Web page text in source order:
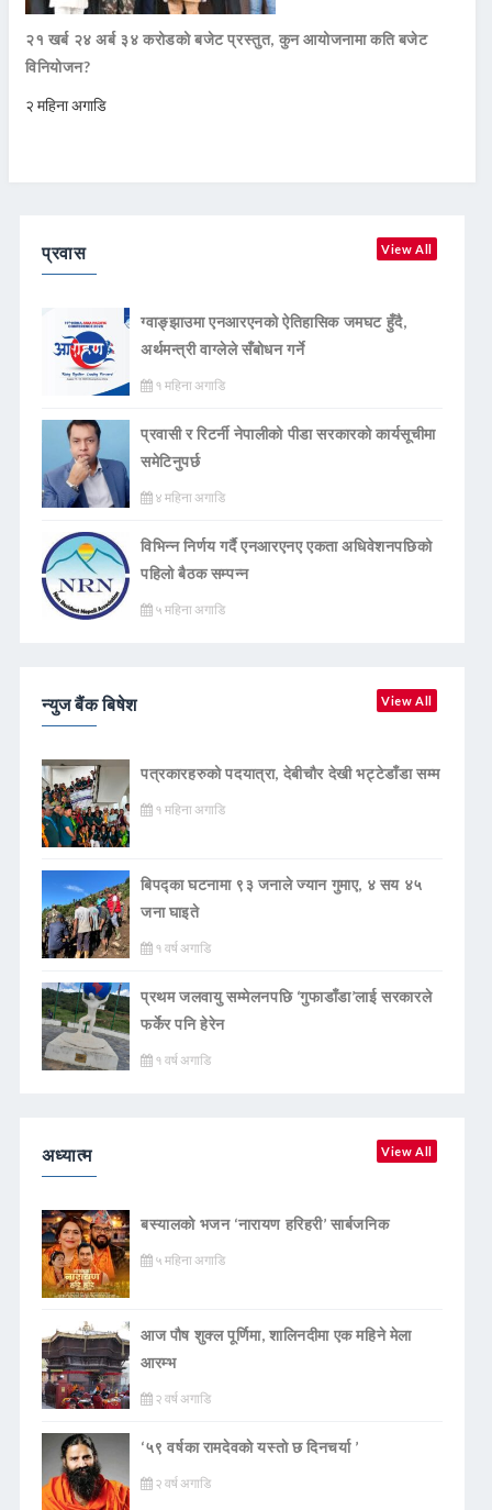
२१ खर्ब २४ अर्ब ३४ करोडको बजेट प्रस्तुत, कुन आयोजनामा कति बजेट
विनियोजन?
२ महिना अगाडि
प्रवास View All
ग्वाङ्झाउमा एनआरएनको ऐतिहासिक जमघट हुँदै,
अर्थमन्त्री वाग्लेले सँबोधन गर्ने
१ महिना अगाडि
प्रवासी र रिटर्नी नेपालीको पीडा सरकारको कार्यसूचीमा
समेटिनुपर्छ
४ महिना अगाडि
विभिन्न निर्णय गर्दै एनआरएनए एकता अधिवेशनपछिको
पहिलो बैठक सम्पन्न
५ महिना अगाडि
न्युज बैंक बिषेश View All
पत्रकारहरुको पदयात्रा, देबीचौर देखी भट्टेडाँडा सम्म
१ महिना अगाडि
बिपद्का घटनामा ९३ जनाले ज्यान गुमाए, ४ सय ४५
जना घाइते
१ वर्ष अगाडि
प्रथम जलवायु सम्मेलनपछि ‘गुफाडाँडा’लाई सरकारले
फर्केर पनि हेरेन
१ वर्ष अगाडि
अध्यात्म View All
बस्यालको भजन ‘नारायण हरिहरी’ सार्बजनिक
५ महिना अगाडि
आज पौष शुक्ल पूर्णिमा, शालिनदीमा एक महिने मेला
आरम्भ
२ वर्ष अगाडि
‘५९ वर्षका रामदेवकाे यस्ताे छ दिनचर्या ’
२ वर्ष अगाडि